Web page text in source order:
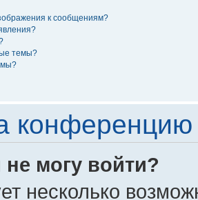
к сообщениям?
темы?
конференцию
могу войти?
несколько